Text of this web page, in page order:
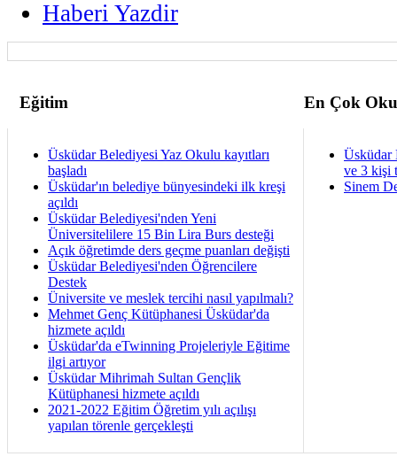
Haberi Yazdir
Eğitim En Çok
Üsküdar Belediyesi Yaz Okulu kayıtları
başladı
Üsküdar'ın belediye bünyesindeki ilk kreşi
açıldı
Üsküdar Belediyesi'nden Yeni
Üniversitelilere 15 Bin Lira Burs desteği
Açık öğretimde ders geçme puanları değişti
Üsküdar Belediyesi'nden Öğrencilere
Destek
Üniversite ve meslek tercihi nasıl yapılmalı?
Mehmet Genç Kütüphanesi Üsküdar'da
hizmete açıldı
Üsküdar'da eTwinning Projeleriyle Eğitime
ilgi artıyor
Üsküdar Mihrimah Sultan Gençlik
Kütüphanesi hizmete açıldı
2021-2022 Eğitim Öğretim yılı açılışı
yapılan törenle gerçekleşti
Üsküdar
ve 3 kişi
Sinem